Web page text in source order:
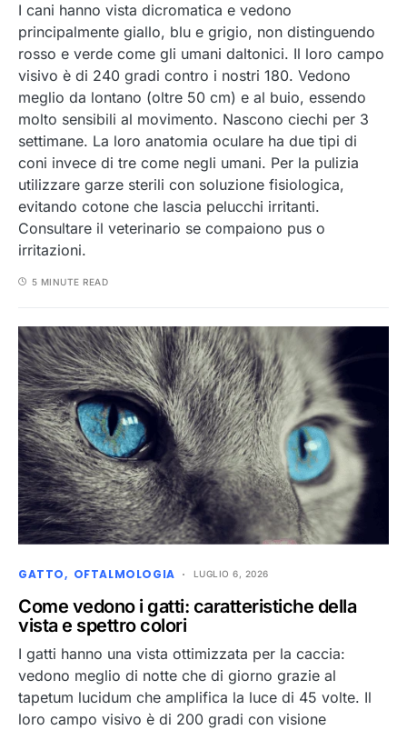
I cani hanno vista dicromatica e vedono
principalmente giallo, blu e grigio, non distinguendo
rosso e verde come gli umani daltonici. Il loro campo
visivo è di 240 gradi contro i nostri 180. Vedono
meglio da lontano (oltre 50 cm) e al buio, essendo
molto sensibili al movimento. Nascono ciechi per 3
settimane. La loro anatomia oculare ha due tipi di
coni invece di tre come negli umani. Per la pulizia
utilizzare garze sterili con soluzione fisiologica,
evitando cotone che lascia pelucchi irritanti.
Consultare il veterinario se compaiono pus o
irritazioni.
5 MINUTE READ
GATTO OFTALMOLOGIA LUGLIO 6, 2026
Come vedono i gatti: caratteristiche della
vista e spettro colori
I gatti hanno una vista ottimizzata per la caccia:
vedono meglio di notte che di giorno grazie al
tapetum lucidum che amplifica la luce di 45 volte. Il
loro campo visivo è di 200 gradi con visione